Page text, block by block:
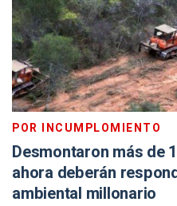
POR INCUMPLOMIENTO
Desmontaron más de
ahora deberán
ambiental millonario